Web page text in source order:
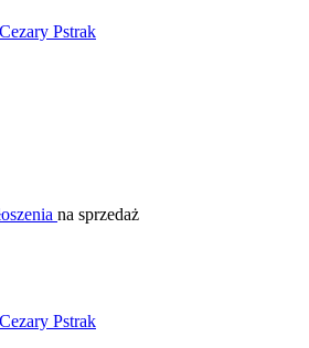
na sprzedaż